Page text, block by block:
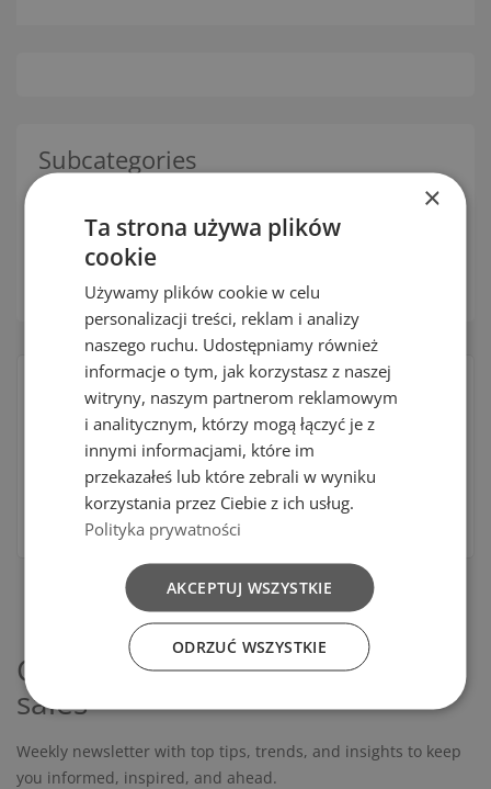
Subcategories
No products available yet
Stay tuned! More products will be shown here as they
are added.
search
Get our latest news and special
sales
Weekly newsletter with top tips, trends, and insights to keep
you informed, inspired, and ahead.
×
Ta strona używa plików
cookie
Używamy plików cookie w celu
personalizacji treści, reklam i analizy
naszego ruchu. Udostępniamy również
informacje o tym, jak korzystasz z naszej
witryny, naszym partnerom reklamowym
i analitycznym, którzy mogą łączyć je z
innymi informacjami, które im
przekazałeś lub które zebrali w wyniku
korzystania przez Ciebie z ich usług.
Polityka prywatności
AKCEPTUJ WSZYSTKIE
ODRZUĆ WSZYSTKIE